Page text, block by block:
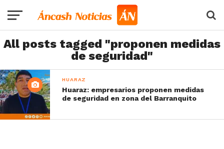
All posts tagged "proponen medidas
de seguridad"
HUARAZ
Huaraz: empresarios proponen medidas
de seguridad en zona del Barranquito